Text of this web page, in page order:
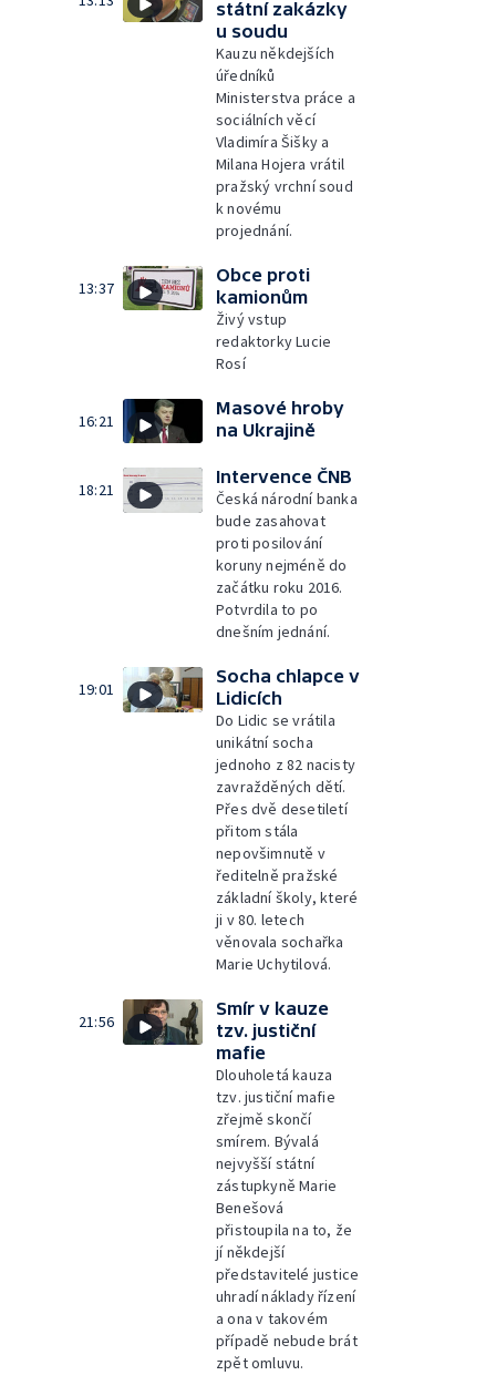
státní zakázky
u soudu
Kauzu někdejších
úředníků
Ministerstva práce a
sociálních věcí
Vladimíra Šišky a
Milana Hojera vrátil
pražský vrchní soud
k novému
projednání.
13:37
Obce proti
kamionům
Živý vstup
redaktorky Lucie
Rosí
16:21
Masové hroby
na Ukrajině
18:21
Intervence ČNB
Česká národní banka
bude zasahovat
proti posilování
koruny nejméně do
začátku roku 2016.
Potvrdila to po
dnešním jednání.
19:01
Socha chlapce v
Lidicích
Do Lidic se vrátila
unikátní socha
jednoho z 82 nacisty
zavražděných dětí.
Přes dvě desetiletí
přitom stála
nepovšimnutě v
ředitelně pražské
základní školy, které
ji v 80. letech
věnovala sochařka
Marie Uchytilová.
21:56
Smír v kauze
tzv. justiční
mafie
Dlouholetá kauza
tzv. justiční mafie
zřejmě skončí
smírem. Bývalá
nejvyšší státní
zástupkyně Marie
Benešová
přistoupila na to, že
jí někdejší
představitelé justice
uhradí náklady řízení
a ona v takovém
případě nebude brát
zpět omluvu.